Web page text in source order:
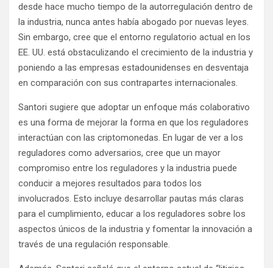
desde hace mucho tiempo de la autorregulación dentro de
la industria, nunca antes había abogado por nuevas leyes.
Sin embargo, cree que el entorno regulatorio actual en los
EE. UU. está obstaculizando el crecimiento de la industria y
poniendo a las empresas estadounidenses en desventaja
en comparación con sus contrapartes internacionales.
Santori sugiere que adoptar un enfoque más colaborativo
es una forma de mejorar la forma en que los reguladores
interactúan con las criptomonedas. En lugar de ver a los
reguladores como adversarios, cree que un mayor
compromiso entre los reguladores y la industria puede
conducir a mejores resultados para todos los
involucrados. Esto incluye desarrollar pautas más claras
para el cumplimiento, educar a los reguladores sobre los
aspectos únicos de la industria y fomentar la innovación a
través de una regulación responsable.